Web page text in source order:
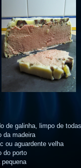
de galinha, limpo de
da madeira
ou aguardente velha
do porto
pequena